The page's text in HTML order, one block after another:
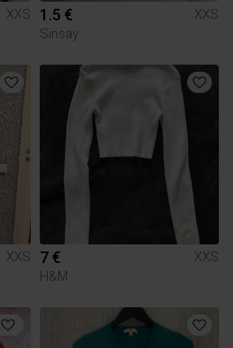
XXS
1.5 €
XXS
Sinsay
XXS
7 €
XXS
H&M